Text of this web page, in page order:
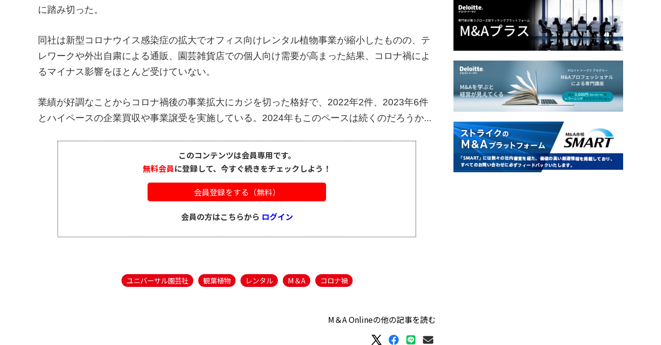
に踏み切った。
同社は新型コロナウイス感染症の拡大でオフィス向けレンタル植物事業が縮小したものの、テ
レワークや外出自粛による通販、園芸雑貨店での個人向け需要が高まった結果、コロナ禍によ
るマイナス影響をほとんど受けていない。
業績が好調なことからコロナ禍後の事業拡大にカジを切った格好で、2022年2件、2023年6件
とハイペースの企業買収や事業譲受を実施している。2024年もこのペースは続くのだろうか...
このコンテンツは会員専用です。
無料会員に登録して、今すぐ続きをチェックしよう！
会員登録をする（無料）
会員の方はこちらから ログイン
ユニバーサル園芸社 観葉植物 レンタル M＆A コロナ禍
M＆A Onlineの他の記事を読む